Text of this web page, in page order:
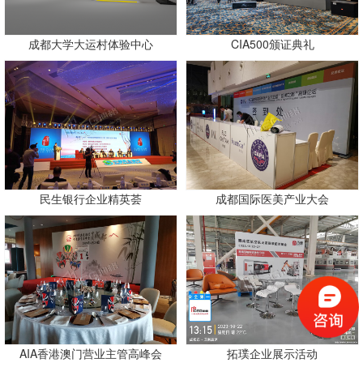
成都大学大运村体验中心 CIA500颁证典礼
民生银行企业精英荟 成都国际医美产业大会
AIA香港澳门营业主管高峰会 拓璞企业展示活动